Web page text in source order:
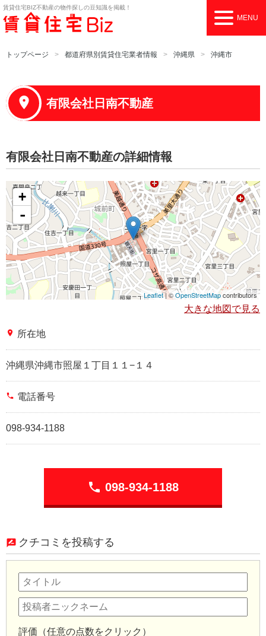
賃貸住宅BIZ不動産の物件探しの豆知識を掲載！
MENU
トップページ 都道府県別賃貸住宅業者情報 沖縄県 沖縄市
有限会社日南不動産
有限会社日南不動産の詳細情報
+
-
Leaflet| ©OpenStreetMapcontributors
大きな地図で見る
place 所在地
沖縄県沖縄市照屋１丁目１１−１４
phone 電話番号
098-934-1188
phone 098-934-1188
クチコミを投稿する
評価（任意の点数をクリック）